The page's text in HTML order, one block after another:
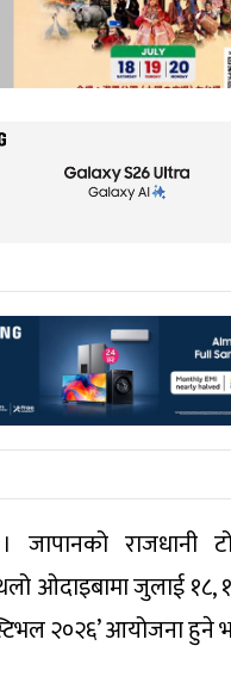
जापानको राजधानी
ओदाइबामा जुलाई १८,
२०२६’ आयोजना हुने